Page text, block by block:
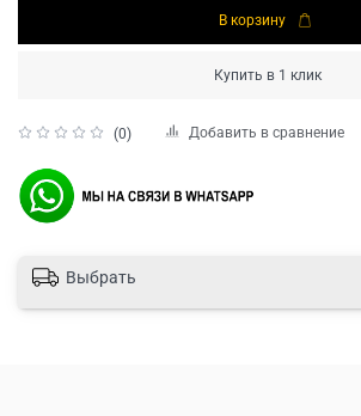
(0) Добавить в сравнение
В корзину
Купить в 1 клик
Выбрать